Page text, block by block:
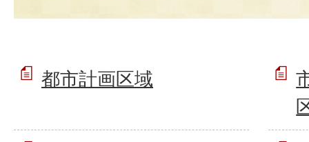
都市計画区域